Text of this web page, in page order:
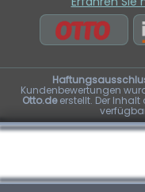
Kundenbewertungen
Otto.deerstellt. Der Inhalt